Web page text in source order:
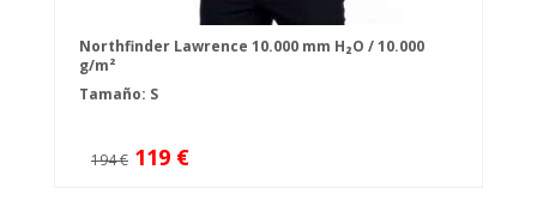
Northfinder Lawrence 10.000 mm H₂O / 10.000
g/m²
Tamaño: S
194 € 119 €